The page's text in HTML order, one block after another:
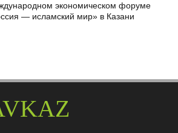
экономическом форуме
— исламский мир» в Казани